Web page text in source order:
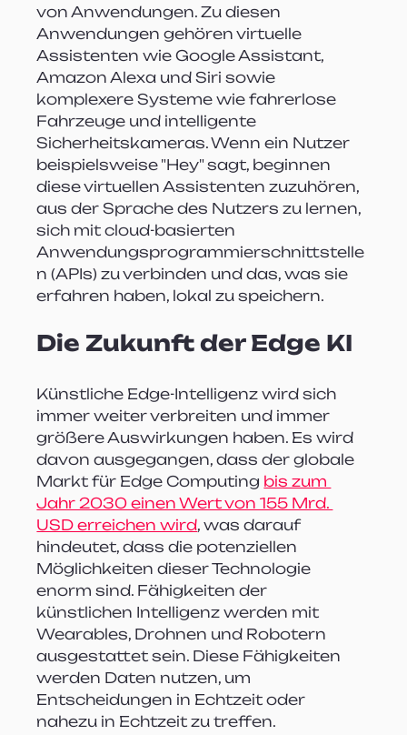
von Anwendungen. Zu diesen
Anwendungen gehören virtuelle
Assistenten wie Google Assistant,
Amazon Alexa und Siri sowie
komplexere Systeme wie fahrerlose
Fahrzeuge und intelligente
Sicherheitskameras. Wenn ein Nutzer
beispielsweise "Hey" sagt, beginnen
diese virtuellen Assistenten zuzuhören,
aus der Sprache des Nutzers zu lernen,
sich mit cloud-basierten
Anwendungsprogrammierschnittstelle
n (APIs) zu verbinden und das, was sie
erfahren haben, lokal zu speichern.
Die Zukunft der Edge KI
Künstliche Edge-Intelligenz wird sich
immer weiter verbreiten und immer
größere Auswirkungen haben. Es wird
davon ausgegangen, dass der globale
Markt für Edge Computing bis zum
Jahr 2030 einen Wert von 155 Mrd.
USD erreichen wird, was darauf
hindeutet, dass die potenziellen
Möglichkeiten dieser Technologie
enorm sind. Fähigkeiten der
künstlichen Intelligenz werden mit
Wearables, Drohnen und Robotern
ausgestattet sein. Diese Fähigkeiten
werden Daten nutzen, um
Entscheidungen in Echtzeit oder
nahezu in Echtzeit zu treffen.